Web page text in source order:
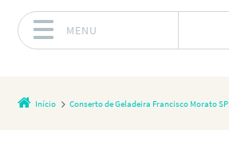
MENU
Início Conserto de Geladeira Francisco Morato SP